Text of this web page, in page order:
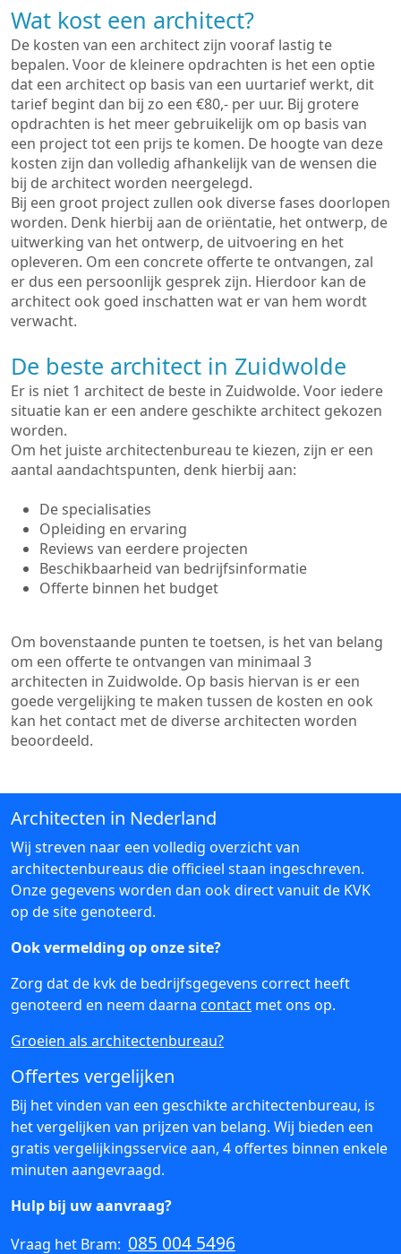
Wat kost een architect?
De kosten van een architect zijn vooraf lastig te
bepalen. Voor de kleinere opdrachten is het een optie
dat een architect op basis van een uurtarief werkt, dit
tarief begint dan bij zo een €80,- per uur. Bij grotere
opdrachten is het meer gebruikelijk om op basis van
een project tot een prijs te komen. De hoogte van deze
kosten zijn dan volledig afhankelijk van de wensen die
bij de architect worden neergelegd.
Bij een groot project zullen ook diverse fases doorlopen
worden. Denk hierbij aan de oriëntatie, het ontwerp, de
uitwerking van het ontwerp, de uitvoering en het
opleveren. Om een concrete offerte te ontvangen, zal
er dus een persoonlijk gesprek zijn. Hierdoor kan de
architect ook goed inschatten wat er van hem wordt
verwacht.
De beste architect in Zuidwolde
Er is niet 1 architect de beste in Zuidwolde. Voor iedere
situatie kan er een andere geschikte architect gekozen
worden.
Om het juiste architectenbureau te kiezen, zijn er een
aantal aandachtspunten, denk hierbij aan:
De specialisaties
Opleiding en ervaring
Reviews van eerdere projecten
Beschikbaarheid van bedrijfsinformatie
Offerte binnen het budget
Om bovenstaande punten te toetsen, is het van belang
om een offerte te ontvangen van minimaal 3
architecten in Zuidwolde. Op basis hiervan is er een
goede vergelijking te maken tussen de kosten en ook
kan het contact met de diverse architecten worden
beoordeeld.
Architecten in Nederland
Wij streven naar een volledig overzicht van
architectenbureaus die officieel staan ingeschreven.
Onze gegevens worden dan ook direct vanuit de KVK
op de site genoteerd.
Ook vermelding op onze site?
Zorg dat de kvk de bedrijfsgegevens correct heeft
genoteerd en neem daarna contact met ons op.
Groeien als architectenbureau?
Offertes vergelijken
Bij het vinden van een geschikte architectenbureau, is
het vergelijken van prijzen van belang. Wij bieden een
gratis vergelijkingsservice aan, 4 offertes binnen enkele
minuten aangevraagd.
Hulp bij uw aanvraag?
Vraag het Bram: 085 004 5496